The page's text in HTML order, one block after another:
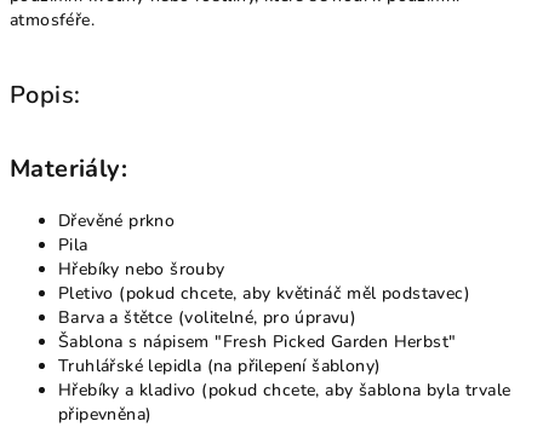
atmosféře.
Popis:
Materiály:
Dřevěné prkno
Pila
Hřebíky nebo šrouby
Pletivo (pokud chcete, aby květináč měl podstavec)
Barva a štětce (volitelné, pro úpravu)
Šablona s nápisem "Fresh Picked Garden Herbst"
Truhlářské lepidla (na přilepení šablony)
Hřebíky a kladivo (pokud chcete, aby šablona byla trvale
připevněna)